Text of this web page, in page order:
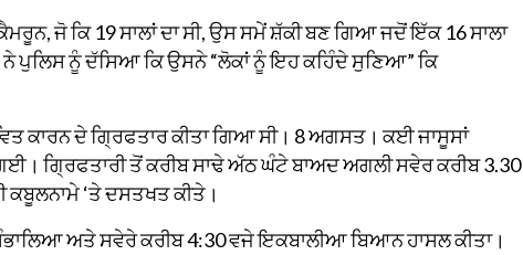
ਜੋ ਕਿ 19 ਸਾਲਾਂ ਦਾ ਸੀ, ਉਸ ਸਮੇਂ ਸ਼ੱਕੀ ਬਣ ਗਿਆ ਜਦੋਂ ਇੱਕ 16 ਸਾਲਾ
ਪੁਲਿਸ ਨੂੰ ਦੱਸਿਆ ਕਿ ਉਸਨੇ “ਲੋਕਾਂ ਨੂੰ ਇਹ ਕਹਿੰਦੇ ਸੁਣਿਆ” ਕਿ
ਕਾਰਨ ਦੇ ਗ੍ਰਿਫਤਾਰ ਕੀਤਾ ਗਿਆ ਸੀ। 8 ਅਗਸਤ। ਕਈ ਜਾਸੂਸਾਂ
ਗ੍ਰਿਫਤਾਰੀ ਤੋਂ ਕਰੀਬ ਸਾਢੇ ਅੱਠ ਘੰਟੇ ਬਾਅਦ ਅਗਲੀ ਸਵੇਰ ਕਰੀਬ 3.30
‘ਤੇ ਦਸਤਖਤ ਕੀਤੇ।
ਅਤੇ ਸਵੇਰੇ ਕਰੀਬ 4:30 ਵਜੇ ਇਕਬਾਲੀਆ ਬਿਆਨ ਹਾਸਲ ਕੀਤਾ।